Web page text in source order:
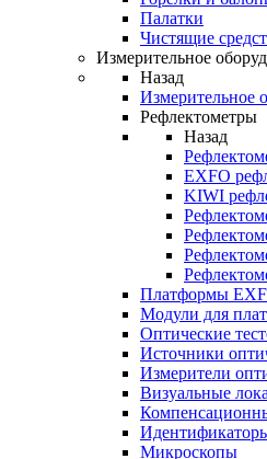
Палатки
Чистящие
Измерительное
Назад
Измерительное
Рефлектометры
Назад
EXFO
KIWI
Платформы
Модули для
Оптические
Источники
Измерители
Визуальные
Микроскопы